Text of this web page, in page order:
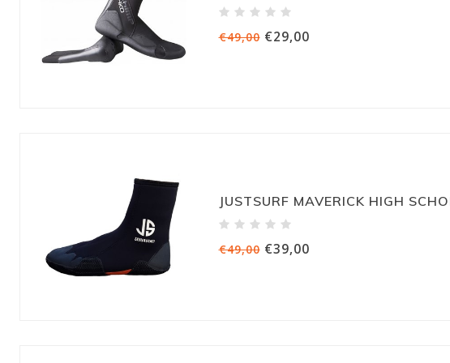
€49,00€29,00
JUSTSURF MAVERICK HIGH
€49,00€39,00